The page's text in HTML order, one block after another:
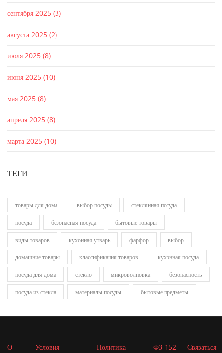
сентября 2025 (3)
августа 2025 (2)
июля 2025 (8)
июня 2025 (10)
мая 2025 (8)
апреля 2025 (8)
марта 2025 (10)
ТЕГИ
товары для дома выбор посуды стеклянная посуда
посуда безопасная посуда бытовые товары
виды товаров кухонная утварь фарфор выбор
домашние товары классификация товаров кухонная посуда
посуда для дома стекло микроволновка безопасность
посуда из стекла материалы посуды бытовые предметы
О Условия Политика ФЗ-152 Связаться